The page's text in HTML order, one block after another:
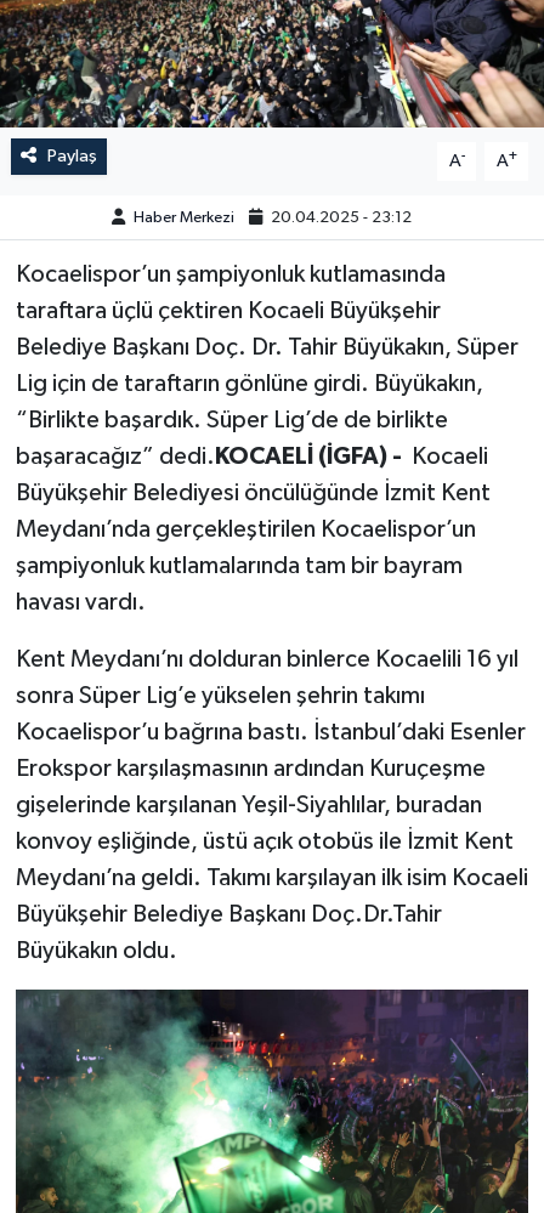
Paylaş A- A+
Haber Merkezi 20.04.2025 - 23:12
Kocaelispor’un şampiyonluk kutlamasında
taraftara üçlü çektiren Kocaeli Büyükşehir
Belediye Başkanı Doç. Dr. Tahir Büyükakın, Süper
Lig için de taraftarın gönlüne girdi. Büyükakın,
“Birlikte başardık. Süper Lig’de de birlikte
başaracağız” dedi. KOCAELİ (İGFA) -
Kocaeli
Büyükşehir Belediyesi öncülüğünde İzmit Kent
Meydanı’nda gerçekleştirilen Kocaelispor’un
şampiyonluk kutlamalarında tam bir bayram
havası vardı.
Kent Meydanı’nı dolduran binlerce Kocaelili 16 yıl
sonra Süper Lig’e yükselen şehrin takımı
Kocaelispor’u bağrına bastı. İstanbul’daki Esenler
Erokspor karşılaşmasının ardından Kuruçeşme
gişelerinde karşılanan Yeşil-Siyahlılar, buradan
konvoy eşliğinde, üstü açık otobüs ile İzmit Kent
Meydanı’na geldi. Takımı karşılayan ilk isim Kocaeli
Büyükşehir Belediye Başkanı Doç.Dr.Tahir
Büyükakın oldu.
GÜNDEM
HABERDE İNSAN
KÜLTÜR-SANAT
MAGAZİN
MEDYA
ÖZEL HABER
POLİTİKA
SİYASET
SPOR
TEKNOLOJİ
YAŞAM